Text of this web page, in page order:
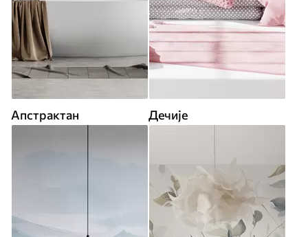
Апстрактан Дечије